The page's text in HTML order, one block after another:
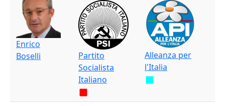
Enrico
Boselli
Partito
Socialista
Italiano
Alleanza per
l'Italia